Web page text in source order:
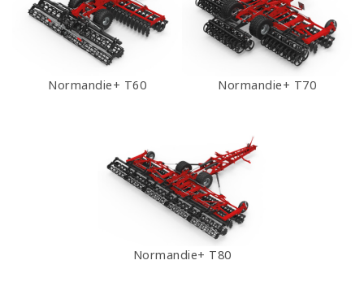
Normandie+ T60 Normandie+ T70
Normandie+ T80